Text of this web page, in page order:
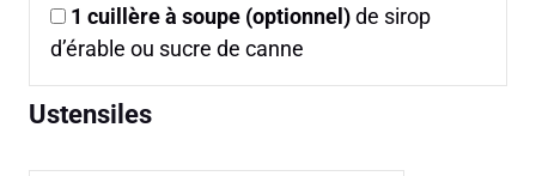
1 cuillère à soupe (optionnel)de sirop
d’érable ou sucre de canne
Ustensiles